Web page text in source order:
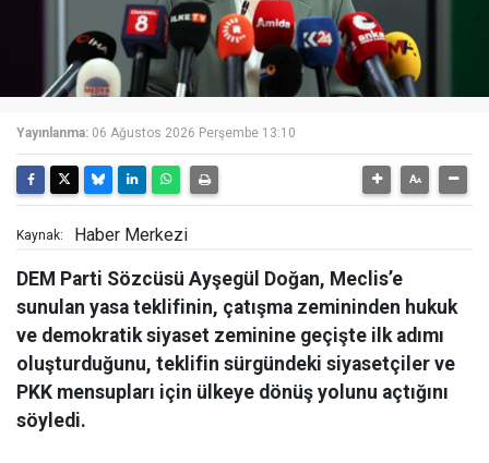
Yayınlanma: 06 Ağustos 2026 Perşembe 13:10
Kaynak: Haber Merkezi
DEM Parti Sözcüsü Ayşegül Doğan, Meclis’e
sunulan yasa teklifinin, çatışma zemininden hukuk
ve demokratik siyaset zeminine geçişte ilk adımı
oluşturduğunu, teklifin sürgündeki siyasetçiler ve
PKK mensupları için ülkeye dönüş yolunu açtığını
söyledi.